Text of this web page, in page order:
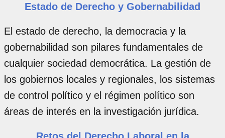
Estado de Derecho y Gobernabilidad
El estado de derecho, la democracia y la
gobernabilidad son pilares fundamentales de
cualquier sociedad democrática. La gestión de
los gobiernos locales y regionales, los sistemas
de control político y el régimen político son
áreas de interés en la investigación jurídica.